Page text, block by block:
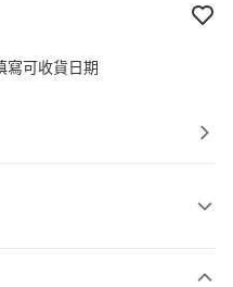
寫可收貨日期